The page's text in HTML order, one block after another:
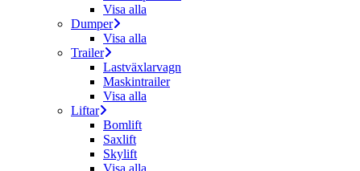
Visa alla
Dumper
Visa alla
Trailer
Lastväxlarvagn
Maskintrailer
Visa alla
Liftar
Bomlift
Saxlift
Skylift
Visa alla